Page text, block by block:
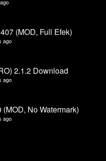
(MOD, Full Efek)
ago
2.1.2 Download
ago
No Watermark)
ago